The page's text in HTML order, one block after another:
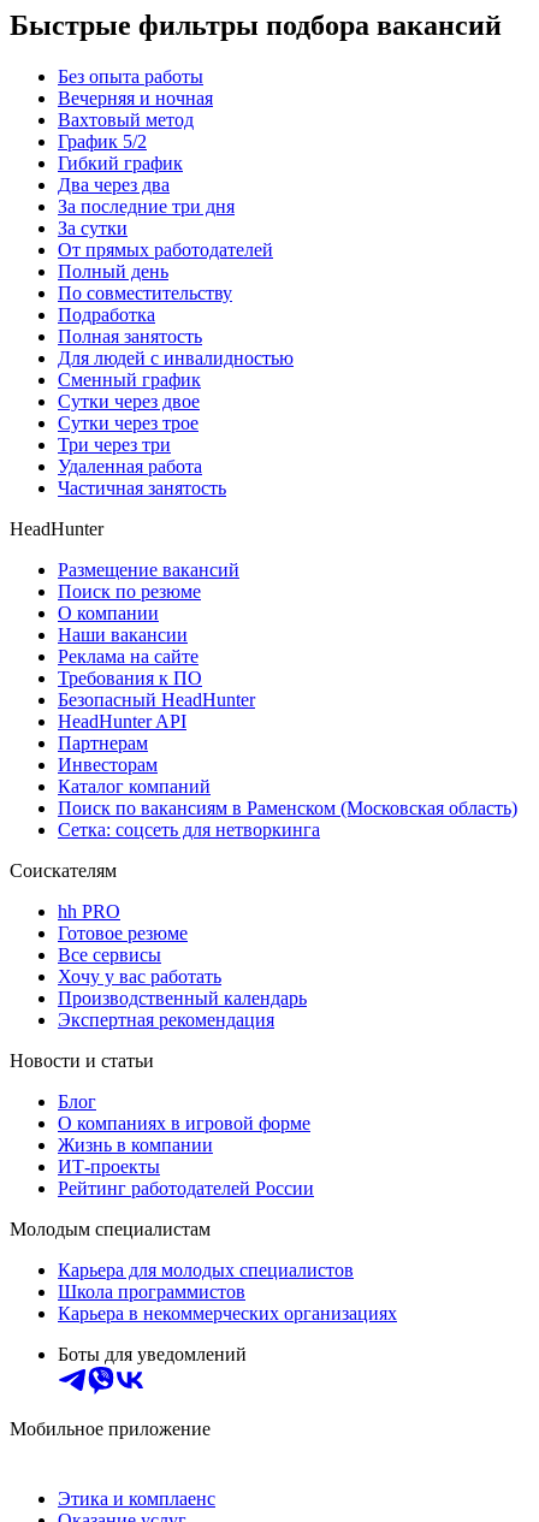
Быстрые фильтры подбора вакансий
Без опыта работы
Вечерняя и ночная
Вахтовый метод
График 5/2
Гибкий график
Два через два
За последние три дня
За сутки
От прямых работодателей
Полный день
По совместительству
Подработка
Полная занятость
Для людей с инвалидностью
Сменный график
Сутки через двое
Сутки через трое
Три через три
Удаленная работа
Частичная занятость
HeadHunter
Размещение вакансий
Поиск по резюме
О компании
Наши вакансии
Реклама на сайте
Требования к ПО
Безопасный HeadHunter
HeadHunter API
Партнерам
Инвесторам
Каталог компаний
Поиск по вакансиям в Раменском (Московская область)
Сетка: соцсеть для нетворкинга
Соискателям
hh PRO
Готовое резюме
Все сервисы
Хочу у вас работать
Производственный календарь
Экспертная рекомендация
Новости и статьи
Блог
О компаниях в игровой форме
Жизнь в компании
ИТ-проекты
Рейтинг работодателей России
Молодым специалистам
Карьера для молодых специалистов
Школа программистов
Карьера в некоммерческих организациях
Боты для уведомлений
Мобильное приложение
Этика и комплаенс